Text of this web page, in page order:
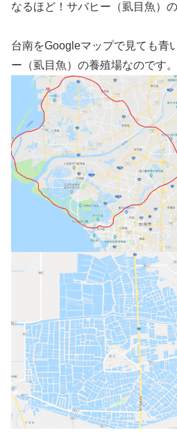
なるほど！サバヒー（虱目魚）
台南をGoogleマップで見ても青
ー（虱目魚）の養殖場なのです。